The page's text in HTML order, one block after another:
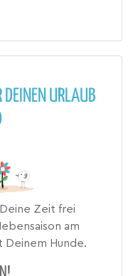
DEINEN URLAUB
Zeit frei
am
Deinem Hunde.